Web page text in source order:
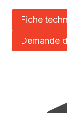
Fiche
Demande